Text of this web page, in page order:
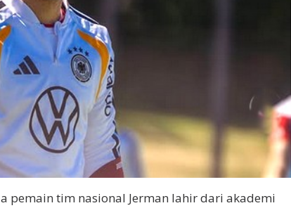
pemain tim nasional Jerman lahir dari akademi